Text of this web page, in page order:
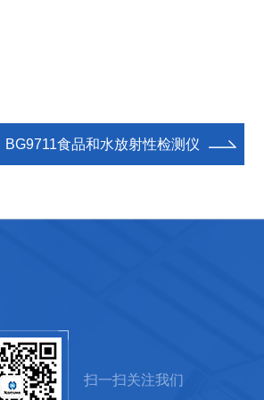
BG9711食品和水放射性检测仪
扫一扫关注我们